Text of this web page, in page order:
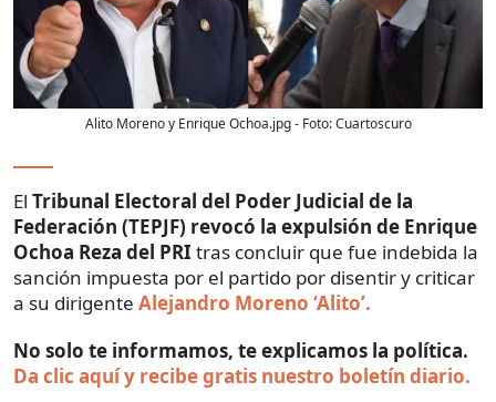
Alito Moreno y Enrique Ochoa.jpg- Foto:Cuartoscuro
El Tribunal Electoral del Poder Judicial de la
Federación (TEPJF) revocó la expulsión de Enrique
Ochoa Reza del PRI tras concluir que fue indebida la
sanción impuesta por el partido por disentir y criticar
a su dirigente Alejandro Moreno ‘Alito’.
No solo te informamos, te explicamos la política.
Da clic aquí y recibe gratis nuestro boletín diario.